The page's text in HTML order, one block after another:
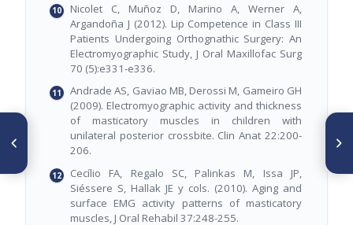
Nicolet C, Muñoz D, Marino A, Werner A,
Argandoña J (2012). Lip Competence in Class III
Patients Undergoing Orthognathic Surgery: An
Electromyographic Study, J Oral Maxillofac Surg
70 (5):e331-e336.
Andrade AS, Gaviao MB, Derossi M, Gameiro GH
(2009). Electromyographic activity and thickness
of masticatory muscles in children with
unilateral posterior crossbite. Clin Anat 22:200-
206.
Cecílio FA, Regalo SC, Palinkas M, Issa JP,
Siéssere S, Hallak JE y cols. (2010). Aging and
surface EMG activity patterns of masticatory
muscles, J Oral Rehabil 37:248-255.
ARTÍCULO ANTERIOR
Oraloma: Microbiota Oral
Compleja, Disbiosis,
Inflamación Sistémica y su
Papel en Enfermedades y
Carcinogénesis
SIGUIENTE ARTÍCULO
Consideraciones
ortodóncicos